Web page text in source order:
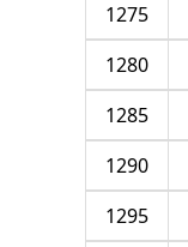
1275
1280
1285
1290
1295